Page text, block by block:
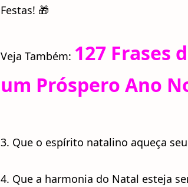
Festas! 🎁
Veja Também: 127 Frases
um Próspero Ano
3. Que o espírito natalino aqueça
4. Que a harmonia do Natal esteja